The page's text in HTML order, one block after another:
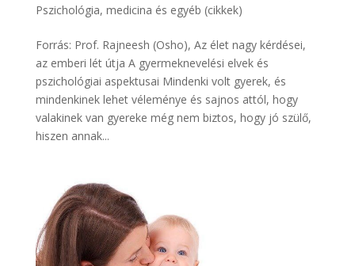
Pszichológia, medicina és egyéb (cikkek)
Forrás: Prof. Rajneesh (Osho), Az élet nagy kérdései,
az emberi lét útja A gyermeknevelési elvek és
pszichológiai aspektusai Mindenki volt gyerek, és
mindenkinek lehet véleménye és sajnos attól, hogy
valakinek van gyereke még nem biztos, hogy jó szülő,
hiszen annak...